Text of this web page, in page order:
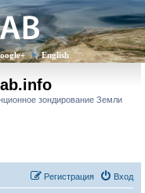
English
зондирование Земли
Вход
Регистрация